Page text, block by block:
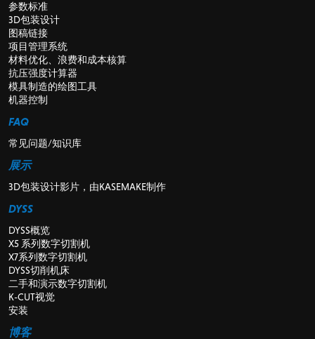
参数标准
3D包装设计
图稿链接
项目管理系统
材料优化、浪费和成本核算
抗压强度计算器
模具制造的绘图工具
机器控制
FAQ
常见问题/知识库
展示
3D包装设计影片，由KASEMAKE制作
DYSS
DYSS概览
X5 系列数字切割机
X7系列数字切割机
DYSS切削机床
二手和演示数字切割机
K-CUT视觉
安装
博客